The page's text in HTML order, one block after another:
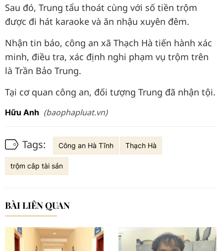
Sau đó, Trung tẩu thoát cùng với số tiền trộm
được đi hát karaoke và ăn nhậu xuyên đêm.
Nhận tin báo, công an xã Thạch Hà tiến hành xác
minh, điều tra, xác định nghi phạm vụ trộm trên
là Trần Bảo Trung.
Tại cơ quan công an, đối tượng Trung đã nhận tội.
Hữu Anh (baophapluat.vn)
Tags: Công an Hà Tĩnh Thạch Hà
trộm cắp tài sản
BÀI LIÊN QUAN